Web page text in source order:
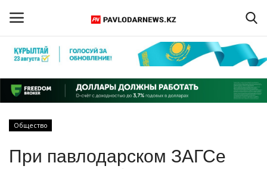
Регистрация
Главная
Общество
При павлодарском ЗАГСе